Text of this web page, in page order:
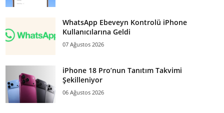
WhatsApp Ebeveyn Kontrolü iPhone
Kullanıcılarına Geldi
07 Ağustos 2026
iPhone 18 Pro’nun Tanıtım Takvimi
Şekilleniyor
06 Ağustos 2026